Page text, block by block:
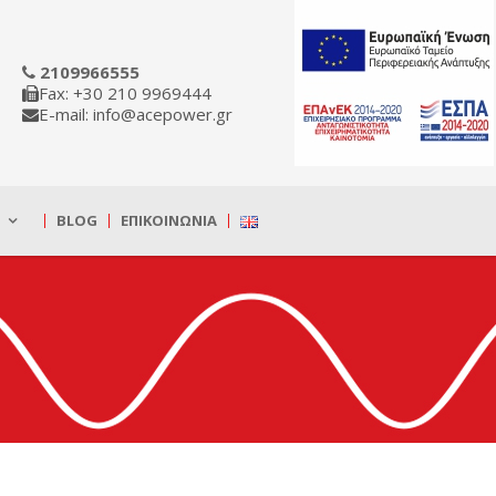
2109966555
Fax: +30 210 9969444
E-mail: info@acepower.gr
BLOG ΕΠΙΚΟΙΝΩΝΊΑ